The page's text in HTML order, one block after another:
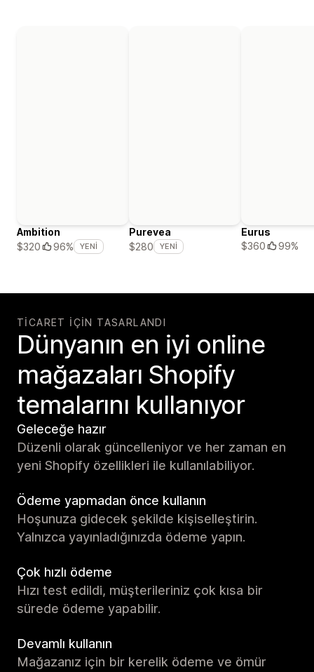
Ambition
$320
96% YENI
Purevea
$280
YENI
Eurus
$360
99%
TICARET IÇIN TASARLANDI
Dünyanın en iyi online
mağazaları Shopify
temalarını kullanıyor
Geleceğe hazır
Düzenli olarak güncelleniyor ve her zaman en
yeni Shopify özellikleri ile kullanılabiliyor.
Ödeme yapmadan önce kullanın
Hoşunuza gidecek şekilde kişiselleştirin.
Yalnızca yayınladığınızda ödeme yapın.
Çok hızlı ödeme
Hızı test edildi, müşterileriniz çok kısa bir
sürede ödeme yapabilir.
Devamlı kullanın
Mağazanız için bir kerelik ödeme ve ömür